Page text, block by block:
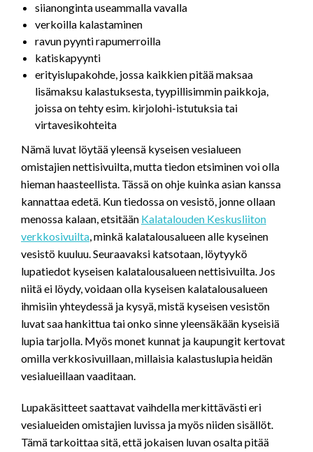
siianonginta useammalla vavalla
verkoilla kalastaminen
ravun pyynti rapumerroilla
katiskapyynti
erityislupakohde, jossa kaikkien pitää maksaa
lisämaksu kalastuksesta, tyypillisimmin paikkoja,
joissa on tehty esim. kirjolohi-istutuksia tai
virtavesikohteita
Nämä luvat löytää yleensä kyseisen vesialueen
omistajien nettisivuilta, mutta tiedon etsiminen voi olla
hieman haasteellista. Tässä on ohje kuinka asian kanssa
kannattaa edetä. Kun tiedossa on vesistö, jonne ollaan
menossa kalaan, etsitään Kalatalouden Keskusliiton
verkkosivuilta, minkä kalatalousalueen alle kyseinen
vesistö kuuluu. Seuraavaksi katsotaan, löytyykö
lupatiedot kyseisen kalatalousalueen nettisivuilta. Jos
niitä ei löydy, voidaan olla kyseisen kalatalousalueen
ihmisiin yhteydessä ja kysyä, mistä kyseisen vesistön
luvat saa hankittua tai onko sinne yleensäkään kyseisiä
lupia tarjolla. Myös monet kunnat ja kaupungit kertovat
omilla verkkosivuillaan, millaisia kalastuslupia heidän
vesialueillaan vaaditaan.
Lupakäsitteet saattavat vaihdella merkittävästi eri
vesialueiden omistajien luvissa ja myös niiden sisällöt.
Tämä tarkoittaa sitä, että jokaisen luvan osalta pitää